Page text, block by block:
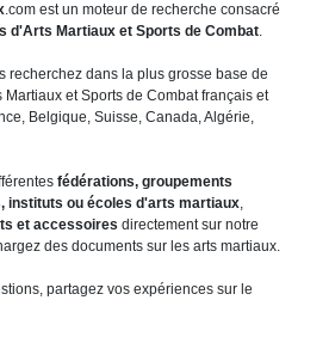
.com est un moteur de recherche consacré
d'Arts Martiaux et Sports de Combat.
recherchez dans la plus grosse base de
et Sports de Combat français et
Belgique, Suisse, Canada, Algérie,
fédérations, groupements
instituts ou écoles d'arts martiaux,
et accessoires directement sur notre
des documents sur les arts martiaux.
partagez vos expériences sur le